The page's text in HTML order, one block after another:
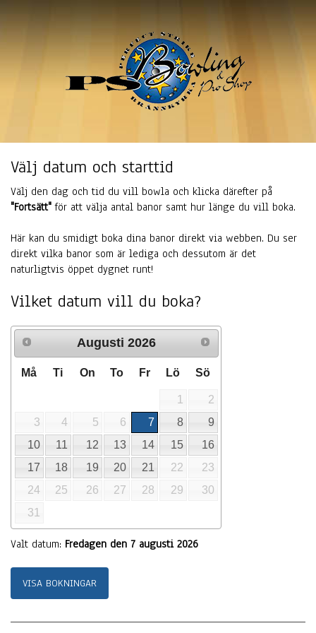
Välj datum och starttid
Välj den dag och tid du vill bowla och klicka därefter på
"Fortsätt" för att välja antal banor samt hur länge du vill boka.
Här kan du smidigt boka dina banor direkt via webben. Du ser
direkt vilka banor som är lediga och dessutom är det
naturligtvis öppet dygnet runt!
Vilket datum vill du boka?
Augusti 2026
Må Ti On To Fr Lö Sö
1
2
3
4 5 6 7 8
9
10
11 12 13 14 15
16
17
18 19 20 21 22
23
24
25 26 27 28 29
30
31
Valt datum: Fredagen den 7 augusti 2026
VISA BOKNINGAR